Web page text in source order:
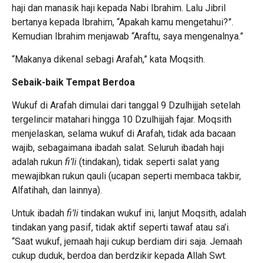
haji dan manasik haji kepada Nabi Ibrahim. Lalu Jibril
bertanya kepada Ibrahim, “Apakah kamu mengetahui?”.
Kemudian Ibrahim menjawab “Araftu, saya mengenalnya.”
“Makanya dikenal sebagi Arafah,” kata Moqsith.
Sebaik-baik Tempat Berdoa
Wukuf di Arafah dimulai dari tanggal 9 Dzulhijjah setelah
tergelincir matahari hingga 10 Dzulhijjah fajar. Moqsith
menjelaskan, selama wukuf di Arafah, tidak ada bacaan
wajib, sebagaimana ibadah salat. Seluruh ibadah haji
adalah rukun fi’li (tindakan), tidak seperti salat yang
mewajibkan rukun qauli (ucapan seperti membaca takbir,
Alfatihah, dan lainnya).
Untuk ibadah fi’li tindakan wukuf ini, lanjut Moqsith, adalah
tindakan yang pasif, tidak aktif seperti tawaf atau sa’i.
“Saat wukuf, jemaah haji cukup berdiam diri saja. Jemaah
cukup duduk, berdoa dan berdzikir kepada Allah Swt.